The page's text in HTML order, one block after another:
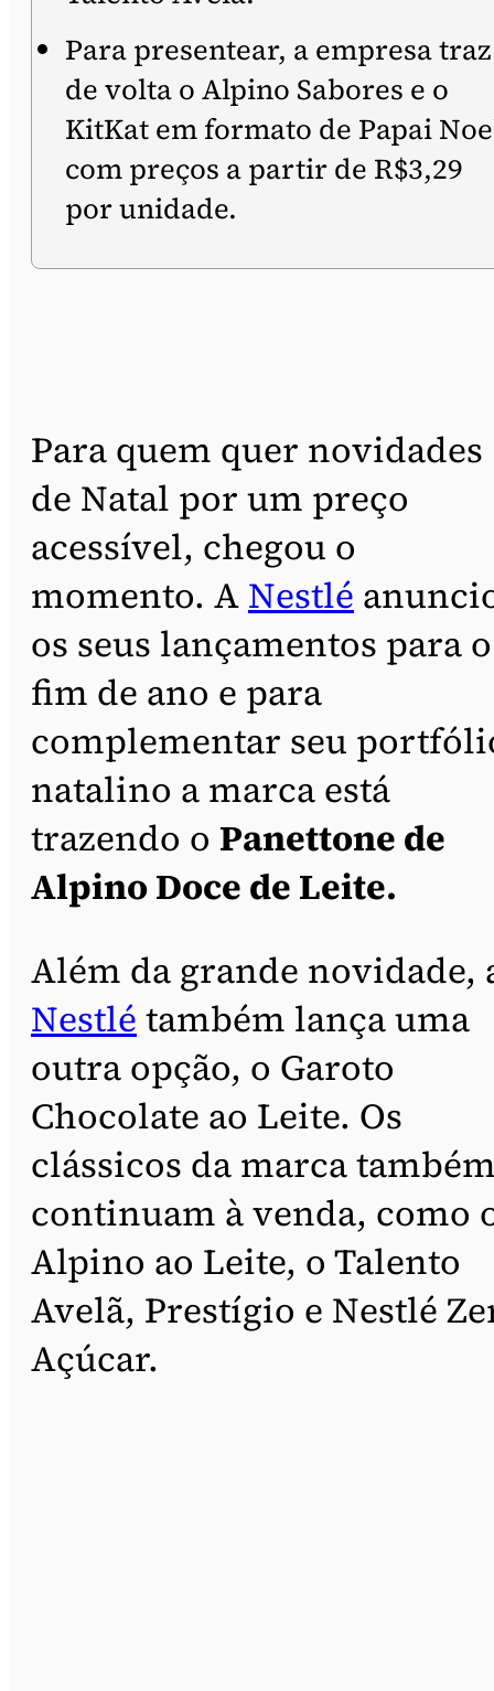
Para presentear, a empresa traz
de volta o Alpino Sabores e o
KitKat em formato de Papai
com preços a partir de R$3,29
por unidade.
Para quem quer novidades
de Natal por um preço
acessível, chegou o
momento. A Nestlé
os seus lançamentos para o
fim de ano e para
complementar seu
natalino a marca está
trazendo o Panettone de
Alpino Doce de Leite.
Além da grande novidade,
Nestlé também lança uma
outra opção, o Garoto
Chocolate ao Leite. Os
clássicos da marca
continuam à venda, como
Alpino ao Leite, o Talento
Avelã, Prestígio e Nestlé
Açúcar.